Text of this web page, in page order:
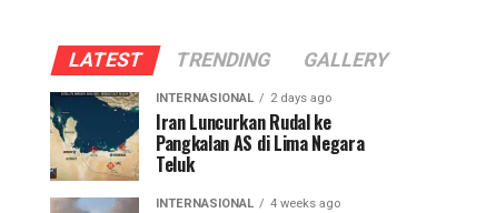
LATEST TRENDING GALLERY
INTERNASIONAL 2 days ago
Iran Luncurkan Rudal ke
Pangkalan AS di Lima Negara
Teluk
INTERNASIONAL 4 weeks ago